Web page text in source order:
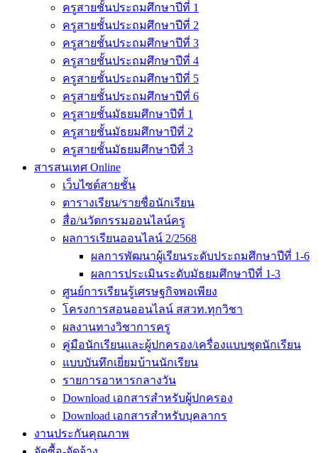
ครูสายชั้นประถมศึกษาปีที่ 1
ครูสายชั้นประถมศึกษาปีที่ 2
ครูสายชั้นประถมศึกษาปีที่ 3
ครูสายชั้นประถมศึกษาปีที่ 4
ครูสายชั้นประถมศึกษาปีที่ 5
ครูสายชั้นประถมศึกษาปีที่ 6
ครูสายชั้นมัธยมศึกษาปีที่ 1
ครูสายชั้นมัธยมศึกษาปีที่ 2
ครูสายชั้นมัธยมศึกษาปีที่ 3
สารสนเทศ Online
เว็บไซต์สายชั้น
ตารางเรียน/รายชื่อนักเรียน
สื่อ/นวัตกรรมออนไลน์ครู
ผลการเรียนออนไลน์ 2/2568
ผลการพัฒนาผู้เรียนระดับประถมศึกษาปีที่ 1-6
ผลการประเมินระดับมัธยมศึกษาปีที่ 1-3
ศูนย์การเรียนรู้เศรษฐกิจพอเพียง
โครงการสอนออนไลน์ สสวท.ทุกวิชา
ผลงานทางวิชาการครู
คู่มือนักเรียนและผู้ปกครอง/เครื่องแบบชุดนักเรียน
แบบบันทึกเยี่ยมบ้านนักเรียน
รายการอาหารกลางวัน
Download เอกสารสำหรับผู้ปกครอง
Download เอกสารสำหรับบุคลากร
งานประกันคุณภาพ